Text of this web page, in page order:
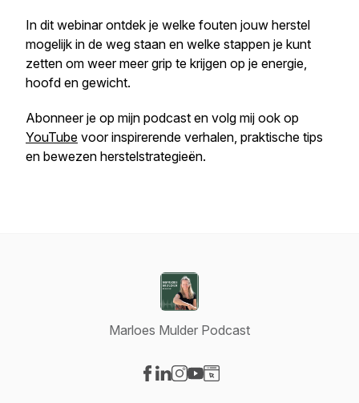
In dit webinar ontdek je welke fouten jouw herstel
mogelijk in de weg staan en welke stappen je kunt
zetten om weer meer grip te krijgen op je energie,
hoofd en gewicht.
Abonneer je op mijn podcast en volg mij ook op
YouTube voor inspirerende verhalen, praktische tips
en bewezen herstelstrategieën.
Marloes Mulder Podcast